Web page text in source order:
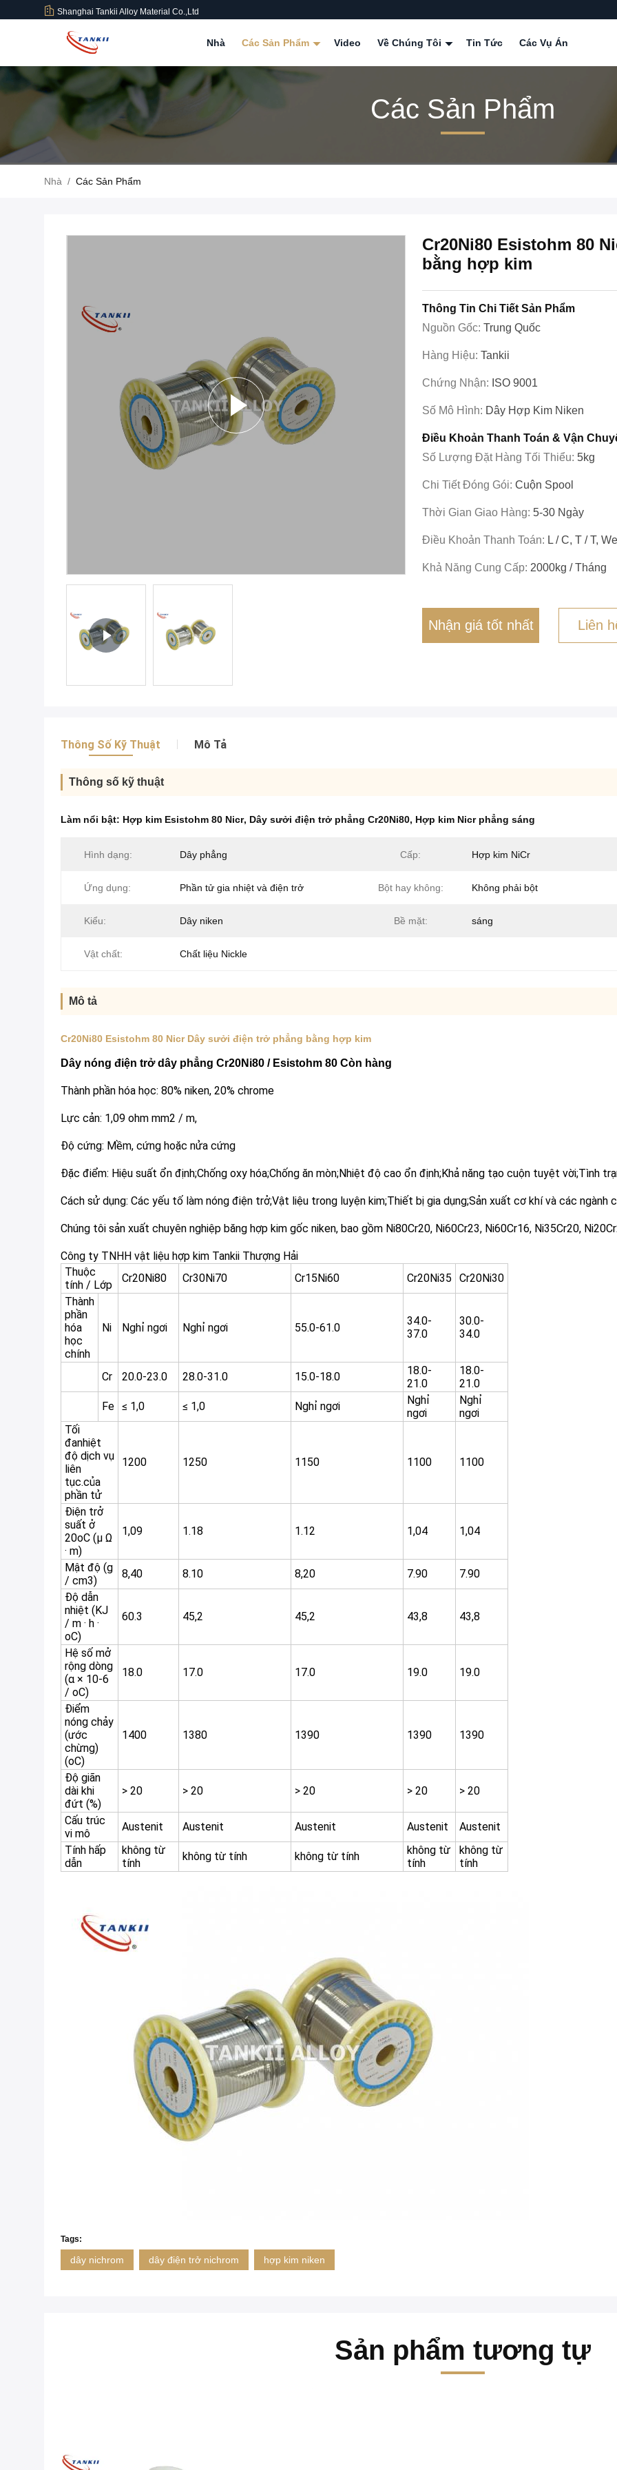
Shanghai Tankii Alloy Material Co.,Ltd
Nhà Các Sản Phẩm Video Về Chúng Tôi Tin Tức Các Vụ Án
Các Sản Phẩm
Nhà / Các Sản Phẩm
Cr20Ni80 Esistohm 80
bằng hợp kim
Thông Tin Chi Tiết Sản Phẩm
Nguồn Gốc: Trung Quốc
Hàng Hiệu: Tankii
Chứng Nhận: ISO 9001
Số Mô Hình: Dây Hợp Kim Niken
Điều Khoản Thanh Toán & Vận
Số Lượng Đặt Hàng Tối Thiểu: 5kg
Chi Tiết Đóng Gói: Cuộn Spool
Thời Gian Giao Hàng: 5-30 Ngày
Điều Khoản Thanh Toán: L / C, T / T,
Khả Năng Cung Cấp: 2000kg / Tháng
Nhận giá tốt nhất Liên
Thông Số Kỹ Thuật Mô Tả
Thông số kỹ thuật
Làm nổi bật: Hợp kim Esistohm 80 Nicr, Dây sưởi điện trở phẳng Cr20Ni80, Hợp kim Nicr phẳng sáng
Hình dạng: Dây phẳng Cấp: Hợp kim NiCr
Ứng dụng: Phần tử gia nhiệt và điện trở Bột hay không: Không phải bột
Kiểu: Dây niken Bề mặt: sáng
Vật chất: Chất liệu Nickle
Mô tả
Cr20Ni80 Esistohm 80 Nicr Dây sưởi điện trở phẳng bằng hợp kim
Dây nóng điện trở dây phẳng Cr20Ni80 / Esistohm 80 Còn hàng
Thành phần hóa học: 80% niken, 20% chrome
Lực cản: 1,09 ohm mm2 / m,
Độ cứng: Mềm, cứng hoặc nửa cứng
Đặc điểm: Hiệu suất ổn định;Chống oxy hóa;Chống ăn mòn;Nhiệt độ cao ổn định;Khả năng tạo cuộn tuyệt vời;Tình
Cách sử dụng: Các yếu tố làm nóng điện trở;Vật liệu trong luyện kim;Thiết bị gia dụng;Sản xuất cơ khí và các ngành
Chúng tôi sản xuất chuyên nghiệp băng hợp kim gốc niken, bao gồm Ni80Cr20, Ni60Cr23, Ni60Cr16, Ni35Cr20,
Công ty TNHH vật liệu hợp kim Tankii Thượng Hải
Thuộc
tính / Lớp
Cr20Ni80 Cr30Ni70 Cr15Ni60 Cr20Ni35
Cr20Ni30
Thành
phần
hóa
học
chính
Ni Nghỉ ngơi Nghỉ ngơi 55.0-61.0
34.0-
37.0
30.0-
34.0
Cr 20.0-23.0 28.0-31.0 15.0-18.0
18.0-
21.0
18.0-
21.0
Fe ≤ 1,0 ≤ 1,0 Nghỉ ngơi
Nghỉ
ngơi
Nghỉ
ngơi
Tối
đanhiệt
độ dịch vụ
liên
tục.của
phần tử
1200 1250 1150 1100 1100
Điện trở
suất ở
20oC (μ Ω
· m)
1,09 1.18 1.12 1,04 1,04
Mật độ (g
/ cm3)
8,40 8.10 8,20 7.90
7.90
Độ dẫn
nhiệt (KJ
/ m · h ·
oC)
60.3 45,2 45,2 43,8 43,8
Hệ số mở
rộng dòng
(α × 10-6
/ oC)
18.0 17.0 17.0 19.0 19.0
Điểm
nóng chảy
(ước
chừng)
(oC)
1400 1380 1390 1390 1390
Độ giãn
dài khi
đứt (%)
> 20 > 20 > 20 > 20 > 20
Cấu trúc
vi mô
Austenit Austenit Austenit Austenit
Austenit
Tính hấp
dẫn
không từ
tính
không từ tính không từ tính
không từ
tính
không từ
tính
Tags:
dây nichrom dây điện trở nichrom hợp kim niken
Sản phẩm tương tự